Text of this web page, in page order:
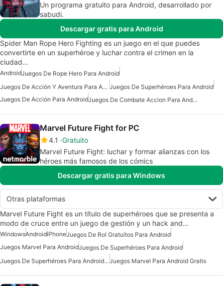
Un programa gratuito para Android, desarrollado por
sabudi.
Descargar gratis para Android
Spider Man Rope Hero Fighting es un juego en el que puedes
convertirte en un superhéroe y luchar contra el crimen en la
ciudad…
AndroidJuegos De Rope Hero Para Android
Juegos De Acción Y Aventura Para Android Juegos De Superhéroes Para Android
Juegos De Acción Para Android
Juegos De Combate Accion Para Android
Marvel Future Fight for PC
4.1 Gratuito
Marvel Future Fight: luchar y formar alianzas con los
héroes más famosos de los cómics
Descargar gratis para Windows
Otras plataformas
Marvel Future Fight es un título de superhéroes que se presenta a
modo de cruce entre un juego de gestión y un hack and…
WindowsAndroidiPhoneJuegos De Rol Gratuitos Para Android
Juegos Marvel Para AndroidJuegos De Superhéroes Para Android
Juegos De Superhéroes Para Android GratisJuegos Marvel Para Android Gratis